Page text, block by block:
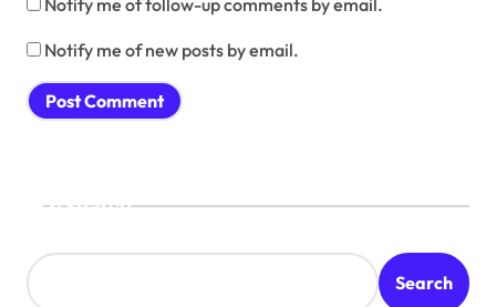
Notify me of new posts by email.
Search
Search